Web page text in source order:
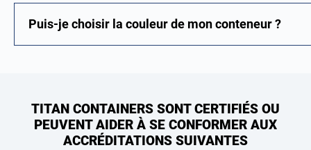
Puis-je choisir la couleur de mon conteneur ?
TITAN CONTAINERS SONT CERTIFIÉS OU
PEUVENT AIDER À SE CONFORMER AUX
ACCRÉDITATIONS SUIVANTES